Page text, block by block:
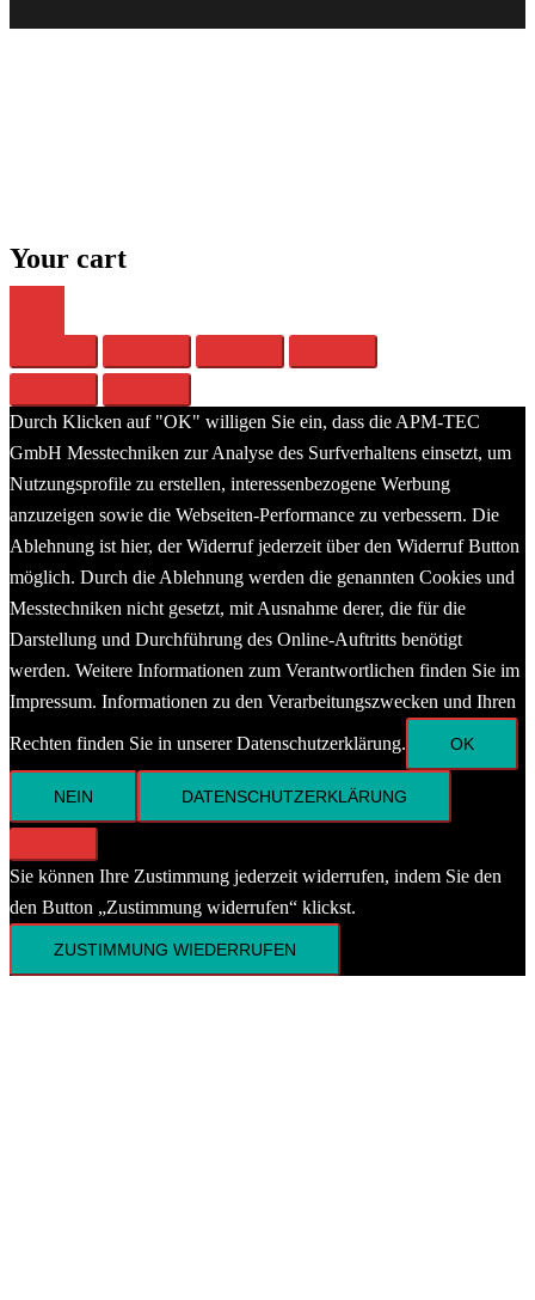
Your cart
Durch Klicken auf "OK" willigen Sie ein, dass die APM-TEC
GmbH Messtechniken zur Analyse des Surfverhaltens einsetzt, um
Nutzungsprofile zu erstellen, interessenbezogene Werbung
anzuzeigen sowie die Webseiten-Performance zu verbessern. Die
Ablehnung ist hier, der Widerruf jederzeit über den Widerruf Button
möglich. Durch die Ablehnung werden die genannten Cookies und
Messtechniken nicht gesetzt, mit Ausnahme derer, die für die
Darstellung und Durchführung des Online-Auftritts benötigt
werden. Weitere Informationen zum Verantwortlichen finden Sie im
Impressum. Informationen zu den Verarbeitungszwecken und Ihren
Rechten finden Sie in unserer Datenschutzerklärung. OK
NEIN DATENSCHUTZERKLÄRUNG
Sie können Ihre Zustimmung jederzeit widerrufen, indem Sie den
den Button „Zustimmung widerrufen“ klickst.
ZUSTIMMUNG WIEDERRUFEN